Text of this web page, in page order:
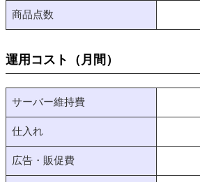
商品点数
運用コスト（月間）
サーバー維持費
仕入れ
広告・販促費